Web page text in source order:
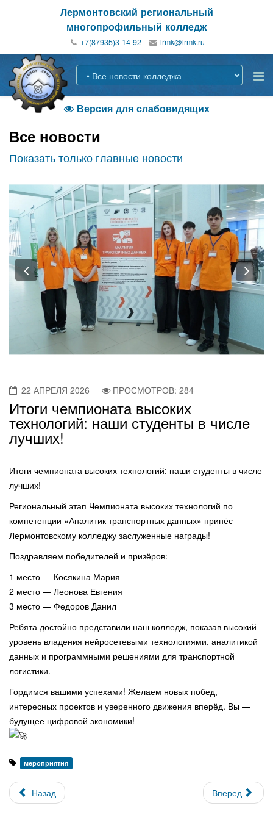
Лермонтовский региональный
многопрофильный колледж
+7(87935)3-14-92
Версия для слабовидящих
Все новости
Показать только главные новости
Previous
22 АПРЕЛЯ 2026 ПРОСМОТРОВ: 284
Итоги чемпионата высоких
технологий: наши студенты в числе
лучших!
Итоги чемпионата высоких технологий: наши студенты в числе
лучших!
Региональный этап Чемпионата высоких технологий по
компетенции «Аналитик транспортных данных» принёс
Лермонтовскому колледжу заслуженные награды!
Поздравляем победителей и призёров:
1 место — Косякина Мария
2 место — Леонова Евгения
3 место — Федоров Данил
Ребята достойно представили наш колледж, показав высокий
уровень владения нейросетевыми технологиями, аналитикой
данных и программными решениями для транспортной
логистики.
Гордимся вашими успехами! Желаем новых побед,
интересных проектов и уверенного движения вперёд. Вы —
будущее цифровой экономики!
мероприятия
Назад Вперед